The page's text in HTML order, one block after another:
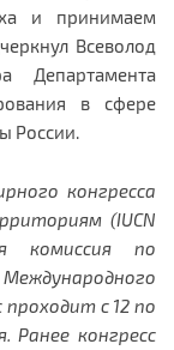
и принимаем
Всеволод
Департамента
в сфере
России.
конгресса
(IUCN
комиссия по
проходит с 12 по
Ранее конгресс